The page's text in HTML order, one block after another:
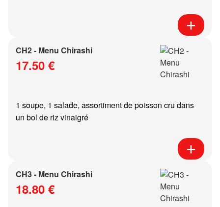
CH2 - Menu Chirashi
17.50 €
1 soupe, 1 salade, assortiment de poisson cru dans
un bol de riz vinaigré
CH3 - Menu Chirashi
18.80 €